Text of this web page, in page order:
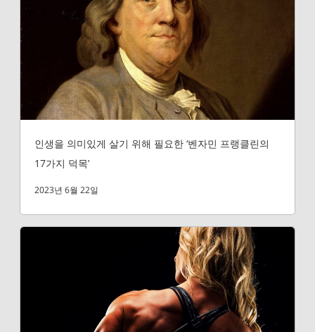
인생을 의미있게 살기 위해 필요한 ‘벤자민 프랭클린의
17가지 덕목’
2023년 6월 22일